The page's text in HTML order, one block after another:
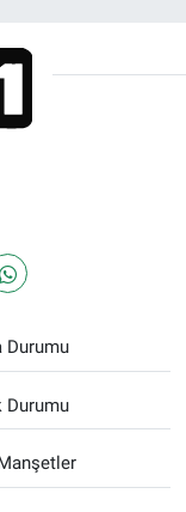
Durumu
Durumu